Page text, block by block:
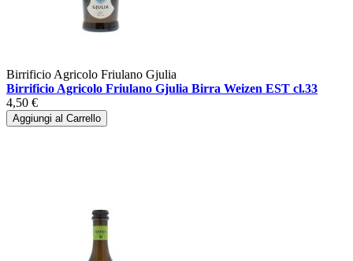
Birrificio Agricolo Friulano Gjulia
Birrificio Agricolo Friulano Gjulia Birra Weizen EST cl.33
4,50 €
Aggiungi al Carrello